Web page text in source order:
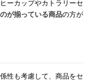
ーカップやカトラリーセ
が揃っている商品の方が
性も考慮して、商品をセ